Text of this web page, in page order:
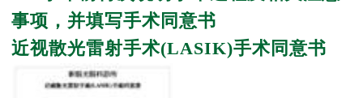
事项，并填写手术同意书
近视散光雷射手术(LASIK)手术同意书